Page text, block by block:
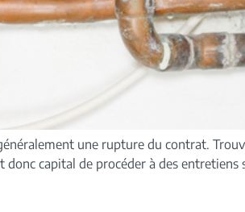
une rupture du contrat.
capital de procéder à des